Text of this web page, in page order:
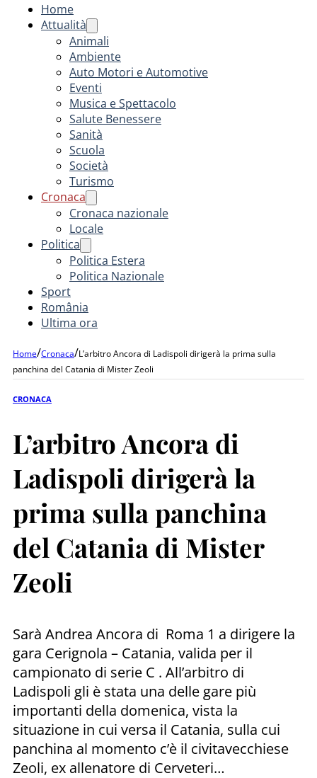
Home
Attualità
Animali
Ambiente
Auto Motori e Automotive
Eventi
Musica e Spettacolo
Salute Benessere
Sanità
Scuola
Società
Turismo
Cronaca
Cronaca nazionale
Locale
Politica
Politica Estera
Politica Nazionale
Sport
România
Ultima ora
Home/Cronaca/L’arbitro Ancora di Ladispoli dirigerà la prima sulla
panchina del Catania di Mister Zeoli
CRONACA
L’arbitro Ancora di
Ladispoli dirigerà la
prima sulla panchina
del Catania di Mister
Zeoli
Sarà Andrea Ancora di Roma 1 a dirigere la
gara Cerignola – Catania, valida per il
campionato di serie C . All’arbitro di
Ladispoli gli è stata una delle gare più
importanti della domenica, vista la
situazione in cui versa il Catania, sulla cui
panchina al momento c’è il civitavecchiese
Zeoli, ex allenatore di Cerveteri…